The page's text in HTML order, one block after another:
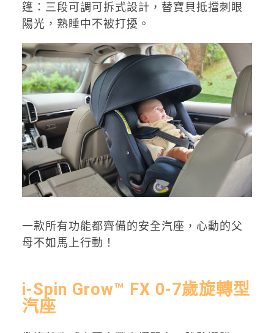
篷：三段可調可拆式設計，替寶貝抵擋刺眼
陽光，熟睡中不被打擾。
一款所有功能都齊備的安全汽座，心動的父
母不如馬上行動！
i-Spin Grow™ FX 0-7歲旋轉型
汽座